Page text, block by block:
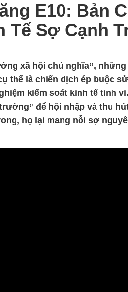
E10: Bản
Tế Sợ Cạnh
xã hội chủ nghĩa”, những
thể là chiến dịch ép buộc
kiểm soát kinh tế tinh
để hội nhập và thu
họ lại mang nỗi sợ